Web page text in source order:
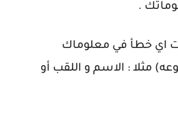
.
اي خطأ في معلوماك
مثلا : الاسم و اللقب أو